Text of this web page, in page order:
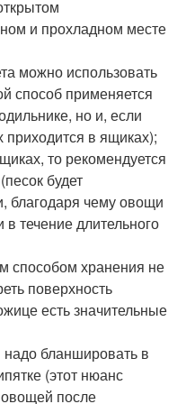
и прохладном месте
можно использовать
способ применяется
но и, если
в ящиках);
то рекомендуется
будет
благодаря чему овощи
течение длительного
способом хранения не
поверхность
есть значительные
бланшировать в
(этот нюанс
овощей после